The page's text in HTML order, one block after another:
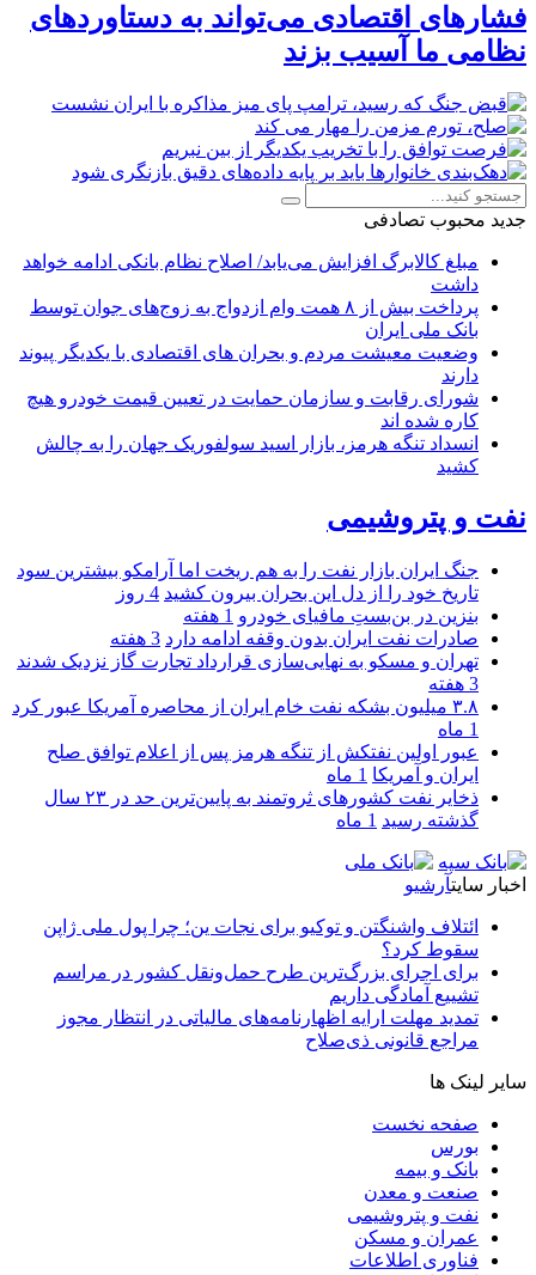
فشارهای اقتصادی می‌تواند به دستاوردهای
نظامی ما آسیب بزند
جدید محبوب تصادفی
مبلغ کالابرگ افزایش می‌یابد/ اصلاح نظام بانکی ادامه خواهد
داشت
پرداخت بیش از ۸ همت وام ازدواج به زوج‌های جوان توسط
بانک ملی ایران
وضعیت معیشت مردم و بحران های اقتصادی با یکدیگر پیوند
دارند
شورای رقابت و سازمان حمایت در تعیین قیمت خودرو هیچ
کاره شده اند
انسداد تنگه هرمز، بازار اسید سولفوریک جهان را به چالش
کشید
نفت و پتروشیمی
جنگ ایران بازار نفت را به هم ریخت اما آرامکو بیشترین سود
تاریخ خود را از دل این بحران بیرون کشید 4 روز
بنزین در بن‌بستِ مافیای خودرو 1 هفته
صادرات نفت ایران بدون وقفه ادامه دارد 3 هفته
تهران و مسکو به نهایی‌سازی قرارداد تجارت گاز نزدیک شدند
3 هفته
۳.۸ میلیون بشکه نفت خام ایران از محاصره آمریکا عبور کرد
1 ماه
عبور اولین نفتکش از تنگه هرمز پس از اعلام توافق صلح
ایران و آمریکا 1 ماه
ذخایر نفت کشورهای ثروتمند به پایین‌ترین حد در ۲۳ سال
گذشته رسید 1 ماه
اخبار سایتآرشیو
ائتلاف واشنگتن و توکیو برای نجات ین؛ چرا پول ملی ژاپن
سقوط کرد؟
برای اجرای بزرگ‌ترین طرح حمل‌ونقل کشور در مراسم
تشییع آمادگی داریم
تمدید مهلت ارایه اظهارنامه‌های مالیاتی در انتظار مجوز
مراجع قانونی ذی‌‏صلاح
سایر لینک ها
صفحه نخست
بورس
بانک و بیمه
صنعت و معدن
نفت و پتروشیمی
عمران و مسکن
فناوری اطلاعات